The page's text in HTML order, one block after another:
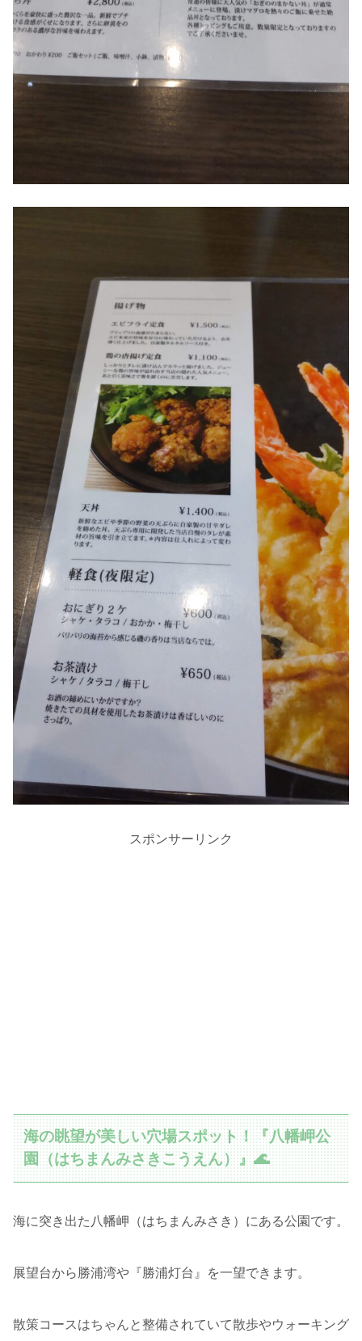
スポンサーリンク
海の眺望が美しい穴場スポット！『八幡岬公
園（はちまんみさきこうえん）』🌊
海に突き出た八幡岬（はちまんみさき）にある公園です。
展望台から勝浦湾や『勝浦灯台』を一望できます。
散策コースはちゃんと整備されていて散歩やウォーキング